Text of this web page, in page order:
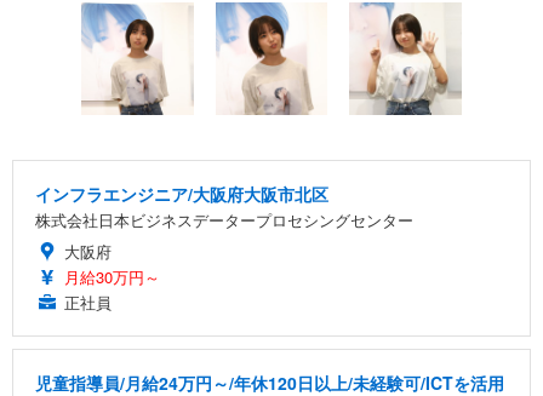
インフラエンジニア/大阪府大阪市北区
株式会社日本ビジネスデータープロセシングセンター
大阪府
月給30万円～
正社員
児童指導員/月給24万円～/年休120日以上/未経験可/ICTを活用